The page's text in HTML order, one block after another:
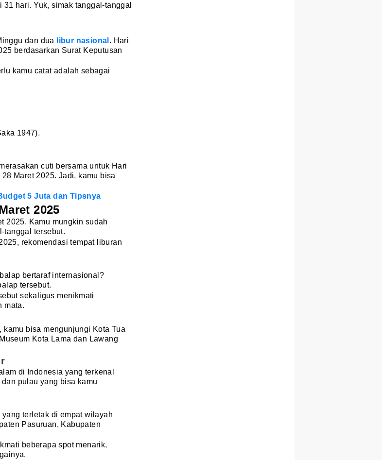
hari. Yuk, simak tanggal-tanggal
dan dua libur nasional . Hari
berdasarkan Surat Keputusan
kamu catat adalah sebagai
1947).
cuti bersama untuk Hari
Maret 2025. Jadi, kamu bisa
5 Juta dan Tipsnya
2025
2025. Kamu mungkin sudah
tanggal tersebut.
rekomendasi tempat liburan
bertaraf internasional?
tersebut.
sekaligus menikmati
mata.
bisa mengunjungi Kota Tua
Kota Lama dan Lawang
di Indonesia yang terkenal
pulau yang bisa kamu
terletak di empat wilayah
Pasuruan, Kabupaten
beberapa spot menarik,